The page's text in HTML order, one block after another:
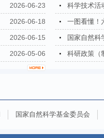
2026-06-23
2026-06-18
2026-06-15
2026-05-06
科学技术活
一图看懂！
国家自然科
科研政策（
国家自然科学基金委员会